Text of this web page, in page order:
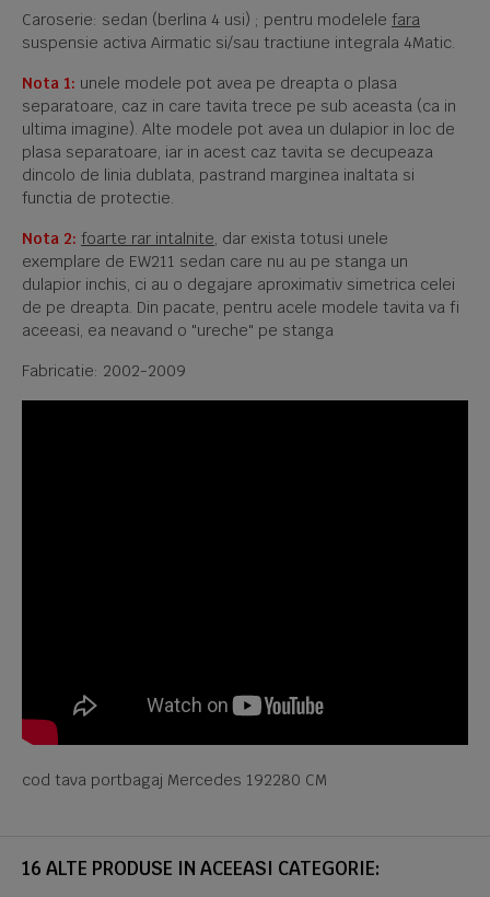
Caroserie: sedan (berlina 4 usi) ; pentru modelele fara
suspensie activa Airmatic si/sau tractiune integrala 4Matic.
Nota 1: unele modele pot avea pe dreapta o plasa
separatoare, caz in care tavita trece pe sub aceasta (ca in
ultima imagine). Alte modele pot avea un dulapior in loc de
plasa separatoare, iar in acest caz tavita se decupeaza
dincolo de linia dublata, pastrand marginea inaltata si
functia de protectie.
Nota 2: foarte rar intalnite, dar exista totusi unele
exemplare de EW211 sedan care nu au pe stanga un
dulapior inchis, ci au o degajare aproximativ simetrica celei
de pe dreapta. Din pacate, pentru acele modele tavita va fi
aceeasi, ea neavand o "ureche" pe stanga
Fabricatie: 2002-2009
cod tava portbagaj Mercedes 192280 CM
16 ALTE PRODUSE IN ACEEASI CATEGORIE: